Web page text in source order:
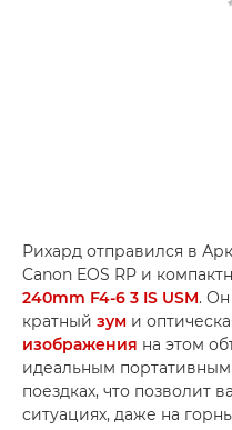
Рихард отправился в
Canon EOS RP и
240mm F4-6 3 IS USM. Он
кратный зум и
изображения на этом
идеальным
поездках, что позволит
ситуациях, даже на